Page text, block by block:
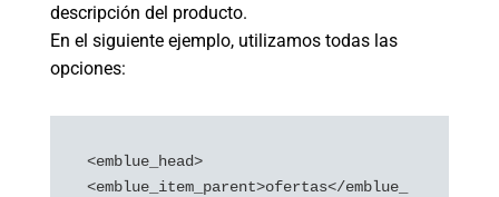
descripción del producto.
En el siguiente ejemplo, utilizamos todas las
opciones:
<emblue_head>
<emblue_item_parent>ofertas</emblue_